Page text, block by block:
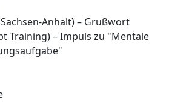
Anhalt) – Grußwort
Training) – Impuls zu "Mentale